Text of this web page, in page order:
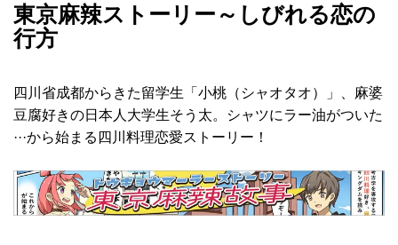
東京麻辣ストーリー～しびれる恋の
行方
四川省成都からきた留学生「小桃（シャオタオ）」、麻婆
豆腐好きの日本人大学生そう太。シャツにラー油がついた
···から始まる四川料理恋愛ストーリー！